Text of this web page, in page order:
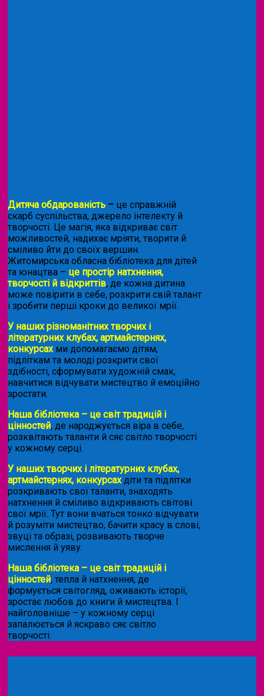
Дитяча обдарованість – це справжній
скарб суспільства, джерело інтелекту й
творчості. Це магія, яка відкриває світ
можливостей, надихає мріяти, творити й
сміливо йти до своїх вершин.
Житомирська обласна бібліотека для дітей
та юнацтва – це простір натхнення,
творчості й відкриттів, де кожна дитина
може повірити в себе, розкрити свій талант
і зробити перші кроки до великої мрії.
У наших різноманітних творчих і
літературних клубах, артмайстернях,
конкурсахми допомагаємо дітям,
підліткам та молоді розкрити свої
здібності, сформувати художній смак,
навчитися відчувати мистецтво й емоційно
зростати.
Наша бібліотека – це світ традицій і
цінностей, де народжується віра в себе,
розквітають таланти й сяє світло творчості
у кожному серці.
У наших творчих і літературних клубах,
артмайстернях, конкурсахдіти та підлітки
розкривають свої таланти, знаходять
натхнення й сміливо відкривають світові
свої мрії. Тут вони вчаться тонко відчувати
й розуміти мистецтво, бачити красу в слові,
звуці та образі, розвивають творче
мислення й уяву.
Наша бібліотека – це світ традицій і
цінностей, тепла й натхнення, де
формується світогляд, оживають історії,
зростає любов до книги й мистецтва. І
найголовніше – у кожному серці
запалюється й яскраво сяє світло
творчості.